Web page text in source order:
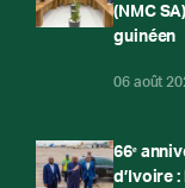
(NMC
guinéen
06 août
66ᵉ
d’Ivoire